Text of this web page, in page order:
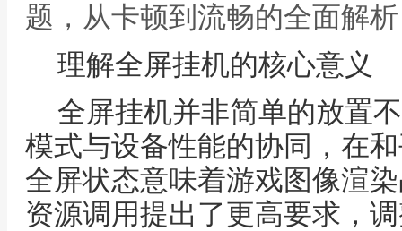
题，从卡顿到流畅的全面解析
理解全屏挂机的核心意义
全屏挂机并非简单的放置
模式与设备性能的协同，在
全屏状态意味着游戏图像渲
资源调用提出了更高要求，